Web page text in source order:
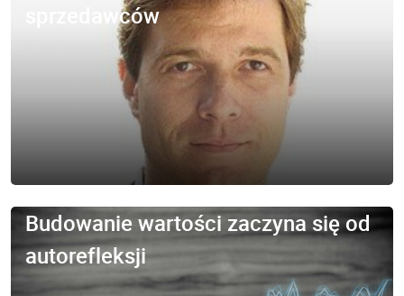
sprzedawców
Budowanie wartości zaczyna się od
autorefleksji